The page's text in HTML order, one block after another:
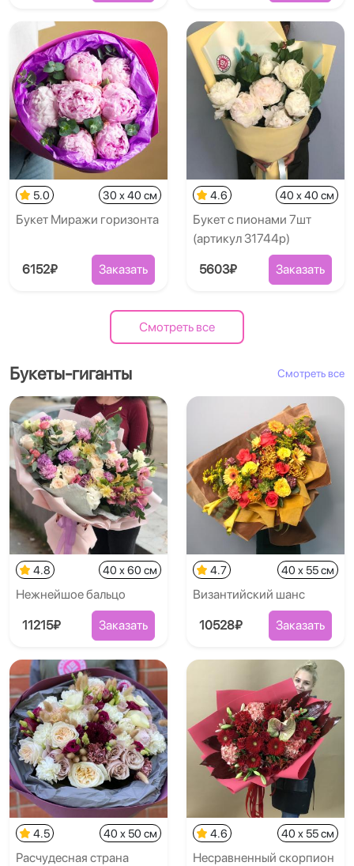
5.0 30 x 40 см
Букет Миражи горизонта
6152₽ Заказать
4.6 40 x 40 см
Букет с пионами 7шт
(артикул 31744p)
5603₽ Заказать
Смотреть все
Букеты-гиганты Смотреть все
4.8 40 x 60 см
Нежнейшое бальцо
11215₽ Заказать
4.7 40 x 55 см
Византийский шанс
10528₽ Заказать
4.5 40 x 50 см
Расчудесная страна
4.6 40 x 55 см
Несравненный скорпион